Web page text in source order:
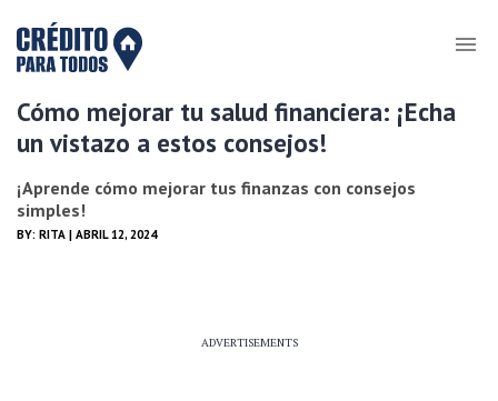
Cómo mejorar tu salud financiera: ¡Echa
un vistazo a estos consejos!
¡Aprende cómo mejorar tus finanzas con consejos
simples!
BY: RITA | ABRIL 12, 2024
ADVERTISEMENTS